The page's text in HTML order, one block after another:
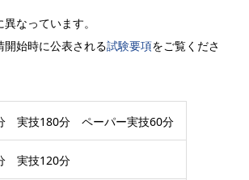
なっています。
始時に公表される試験要項をご覧くださ
実技180分 ペーパー実技60分
実技120分